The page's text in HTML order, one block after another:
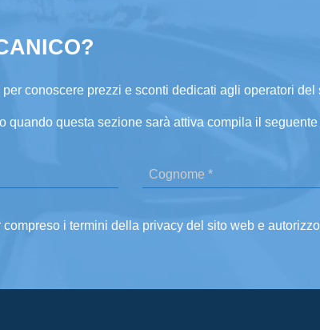
conoscere prezzi e sconti dedicati agli operatori del
quando questa sezione sarà attiva compila il seguente
compreso i termini della privacy del sito web e